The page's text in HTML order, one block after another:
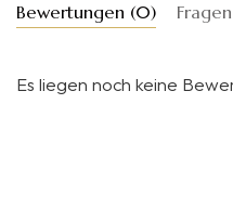
Bewertungen (0)
Es liegen noch keine